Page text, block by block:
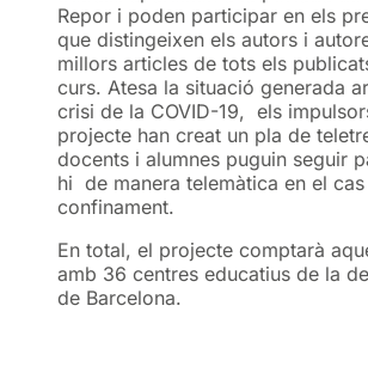
Repor i poden participar en els
que distingeixen els autors i
millors articles de tots els
curs. Atesa la situació generada
crisi de la COVID-19, els
projecte han creat un pla de
docents i alumnes puguin seguir
hi de manera telemàtica en el cas
confinament.
En total, el projecte comptarà
amb 36 centres educatius de la
de Barcelona.